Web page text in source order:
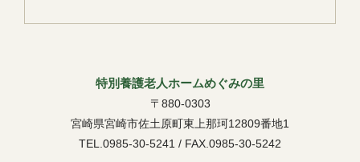
特別養護老人ホームめぐみの里
〒880-0303
宮崎県宮崎市佐土原町東上那珂12809番地1
TEL.0985-30-5241 / FAX.0985-30-5242